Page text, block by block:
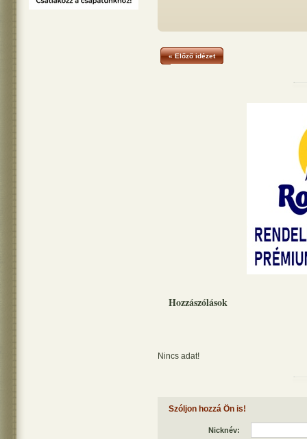
« Előző idézet
Hozzászólások
Nincs adat!
Szóljon hozzá Ön is!
Nicknév: